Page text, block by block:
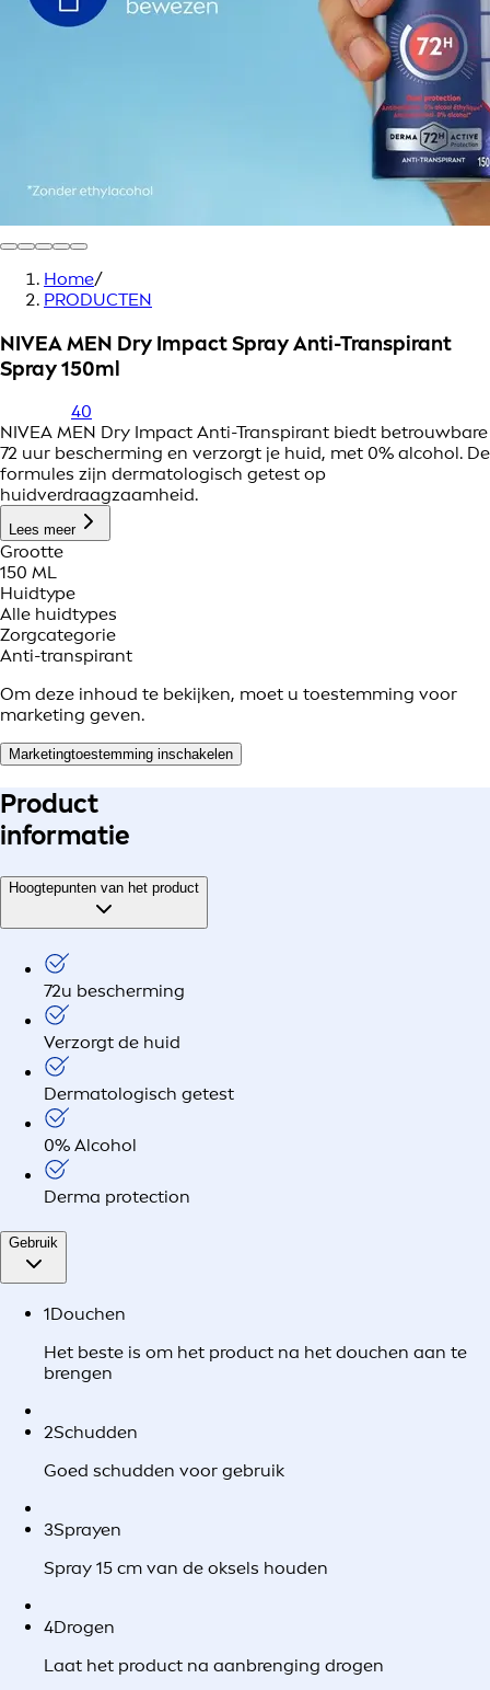
Home/
PRODUCTEN
NIVEA MEN Dry Impact Spray Anti-Transpirant
Spray 150ml
40
NIVEA MEN Dry Impact Anti-Transpirant biedt betrouwbare
72 uur bescherming en verzorgt je huid, met 0% alcohol. De
formules zijn dermatologisch getest op
huidverdraagzaamheid.
Lees meer
Grootte
150 ML
Huidtype
Alle huidtypes
Zorgcategorie
Anti-transpirant
Om deze inhoud te bekijken, moet u toestemming voor
marketing geven.
Marketingtoestemming inschakelen
Product
informatie
Hoogtepunten van het product
72u bescherming
Verzorgt de huid
Dermatologisch getest
0% Alcohol
Derma protection
Gebruik
1Douchen
Het beste is om het product na het douchen aan te
brengen
2Schudden
Goed schudden voor gebruik
3Sprayen
Spray 15 cm van de oksels houden
4Drogen
Laat het product na aanbrenging drogen